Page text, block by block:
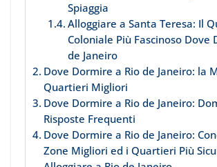
Spiaggia
Alloggiare a Santa Teresa: Il
Coloniale Più Fascinoso Dove
de Janeiro
Dove Dormire a Rio de Janeiro: la
Quartieri Migliori
Dove Dormire a Rio de Janeiro:
Risposte Frequenti
Dove Dormire a Rio de Janeiro:
Zone Migliori ed i Quartieri Più